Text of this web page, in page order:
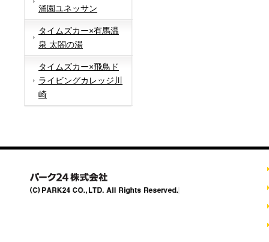
涌園ユネッサン
タイムズカー×有馬温
泉 太閤の湯
タイムズカー×飛鳥ド
ライビングカレッジ川
崎